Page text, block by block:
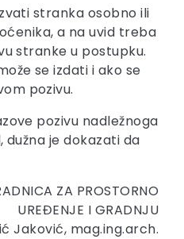
stranka osobno ili
a na uvid treba
stranke u postupku.
se izdati i ako se
pozivu.
pozivu nadležnoga
dužna je dokazati da
ZA PROSTORNO
UREĐENJE I GRADNJU
Jaković, mag.ing.arch.